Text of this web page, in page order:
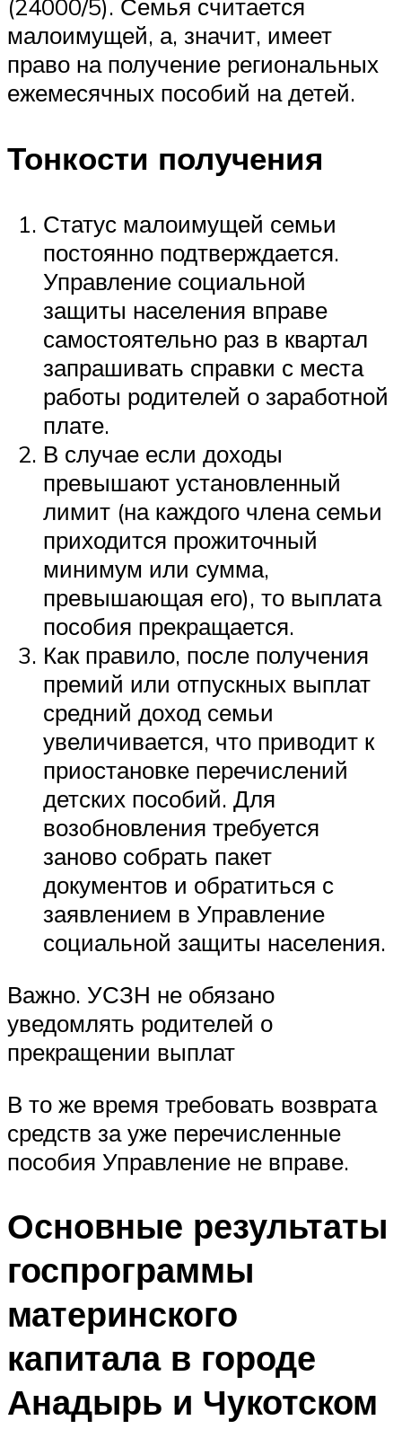
(24000/5). Семья считается
малоимущей, а, значит, имеет
право на получение региональных
ежемесячных пособий на детей.
Тонкости получения
Статус малоимущей семьи
постоянно подтверждается.
Управление социальной
защиты населения вправе
самостоятельно раз в квартал
запрашивать справки с места
работы родителей о заработной
плате.
В случае если доходы
превышают установленный
лимит (на каждого члена семьи
приходится прожиточный
минимум или сумма,
превышающая его), то выплата
пособия прекращается.
Как правило, после получения
премий или отпускных выплат
средний доход семьи
увеличивается, что приводит к
приостановке перечислений
детских пособий. Для
возобновления требуется
заново собрать пакет
документов и обратиться с
заявлением в Управление
социальной защиты населения.
Важно. УСЗН не обязано
уведомлять родителей о
прекращении выплат
В то же время требовать возврата
средств за уже перечисленные
пособия Управление не вправе.
Основные результаты
госпрограммы
материнского
капитала в городе
Анадырь и Чукотском